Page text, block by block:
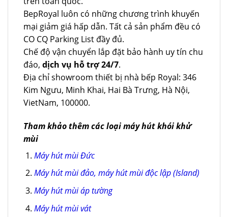
BepRoyal luôn có những chương trình khuyến
mại giảm giá hấp dẫn. Tất cả sản phẩm đều có
CO CQ Parking List đầy đủ.
Chế độ vận chuyển lắp đặt bảo hành uy tín chu
đáo, dịch vụ hỗ trợ 24/7.
Địa chỉ showroom thiết bị nhà bếp Royal: 346
Kim Ngưu, Minh Khai, Hai Bà Trưng, Hà Nội,
VietNam, 100000.
Tham khảo thêm các loại máy hút khói khử
mùi
Máy hút mùi Đức
Máy hút mùi đảo, máy hút mùi độc lập (Island)
Máy hút mùi áp tường
Máy hút mùi vát